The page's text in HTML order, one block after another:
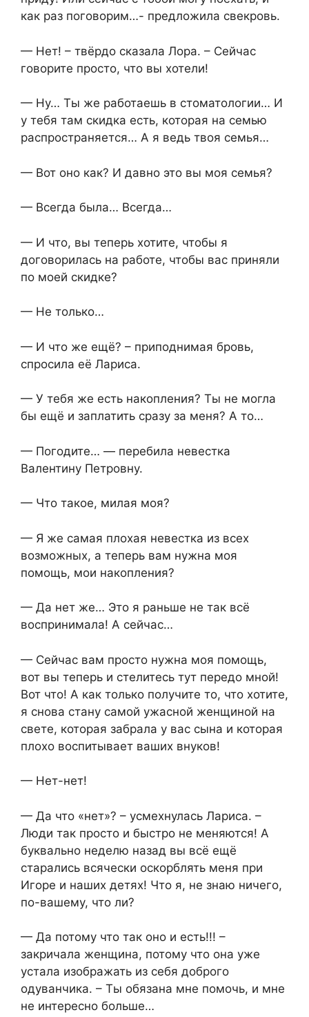
как раз поговорим…- предложила свекровь.
— Нет! – твёрдо сказала Лора. – Сейчас
говорите просто, что вы хотели!
— Ну… Ты же работаешь в стоматологии… И
у тебя там скидка есть, которая на семью
распространяется… А я ведь твоя семья…
— Вот оно как? И давно это вы моя семья?
— Всегда была… Всегда…
— И что, вы теперь хотите, чтобы я
договорилась на работе, чтобы вас приняли
по моей скидке?
— Не только…
— И что же ещё? – приподнимая бровь,
спросила её Лариса.
— У тебя же есть накопления? Ты не могла
бы ещё и заплатить сразу за меня? А то…
— Погодите… — перебила невестка
Валентину Петровну.
— Что такое, милая моя?
— Я же самая плохая невестка из всех
возможных, а теперь вам нужна моя
помощь, мои накопления?
— Да нет же… Это я раньше не так всё
воспринимала! А сейчас…
— Сейчас вам просто нужна моя помощь,
вот вы теперь и стелитесь тут передо мной!
Вот что! А как только получите то, что хотите,
я снова стану самой ужасной женщиной на
свете, которая забрала у вас сына и которая
плохо воспитывает ваших внуков!
— Нет-нет!
— Да что «нет»? – усмехнулась Лариса. –
Люди так просто и быстро не меняются! А
буквально неделю назад вы всё ещё
старались всячески оскорблять меня при
Игоре и наших детях! Что я, не знаю ничего,
по-вашему, что ли?
— Да потому что так оно и есть!!! –
закричала женщина, потому что она уже
устала изображать из себя доброго
одуванчика. – Ты обязана мне помочь, и мне
не интересно больше…